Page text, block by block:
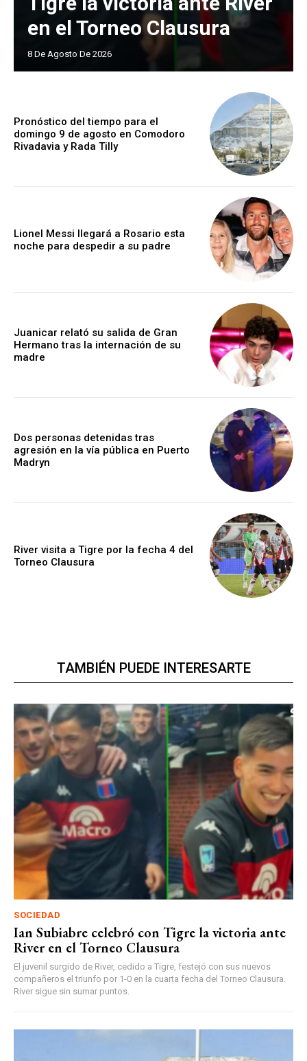
en el Torneo Clausura
8 De Agosto De 2026
Pronóstico del tiempo para el
domingo 9 de agosto en Comodoro
Rivadavia y Rada Tilly
Lionel Messi llegará a Rosario esta
noche para despedir a su padre
Juanicar relató su salida de Gran
Hermano tras la internación de su
madre
Dos personas detenidas tras
agresión en la vía pública en Puerto
Madryn
River visita a Tigre por la fecha 4 del
Torneo Clausura
TAMBIÉN PUEDE INTERESARTE
SOCIEDAD
Ian Subiabre celebró con Tigre la victoria ante
River en el Torneo Clausura
El juvenil surgido de River, cedido a Tigre, festejó con sus nuevos
compañeros el triunfo por 1-0 en la cuarta fecha del Torneo Clausura.
River sigue sin sumar puntos.